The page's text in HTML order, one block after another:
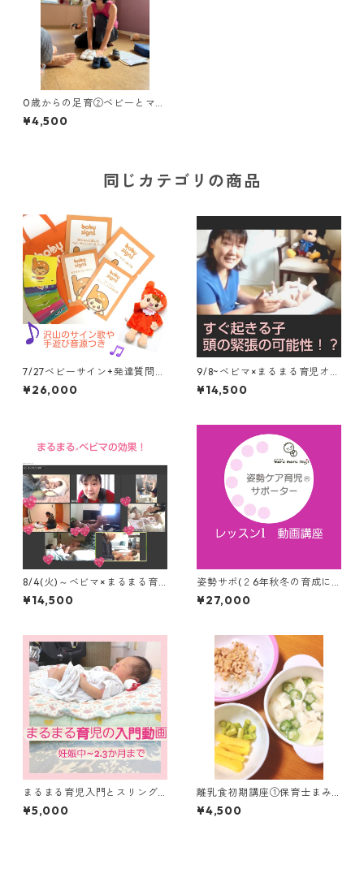
0歳からの足育②ベビーとママ
の靴選び・保育士まみ先生講
座 足育は0歳が勝負 9
¥4,500
同じカテゴリの商品
7/27ベビーサイン+発達質問つ
き、講師2名で担当 オンライ
ン6回(月)コース+教材セット
¥26,000
9/8~ベビマ×まるまる育児オン
ライン3回コース オイル、毎
回録画、スリング動画つき
¥14,500
8/4(火)～ベビマ×まるまる育
児オンライン3回コース オイ
ル、毎回録画、スリングなど
¥14,500
姿勢サポ(２6年秋冬の育成に
むけて)レッスン1は動画講座
¥27,000
まるまる育児入門とスリング
事前動画 産後のLINEフォロ
ー1か月
¥5,000
離乳食初期講座①保育士まみ
先生講座 からだとお口に
あわせて 90分のリアルレ
¥4,500